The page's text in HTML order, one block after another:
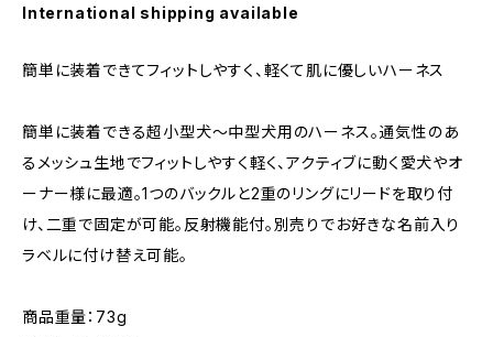
International shipping available
簡単に装着できてフィットしやすく、軽くて肌に優しいハーネス
簡単に装着できる超小型犬～中型犬用のハーネス。通気性のあ
るメッシュ生地でフィットしやすく軽く、アクティブに動く愛犬やオ
ーナー様に最適。1つのバックルと2重のリングにリードを取り付
け、二重で固定が可能。反射機能付。別売りでお好きな名前入り
ラベルに付け替え可能。
商品重量：73g